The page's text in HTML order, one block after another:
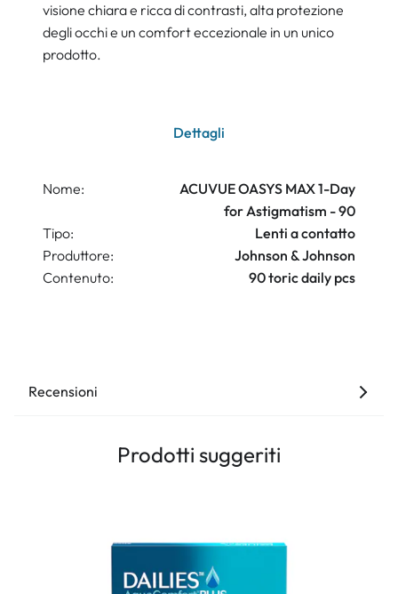
visione chiara e ricca di contrasti, alta protezione
degli occhi e un comfort eccezionale in un unico
prodotto.
Dettagli
Nome:
ACUVUE OASYS MAX 1-Day
for Astigmatism - 90
Tipo:
Lenti a contatto
Produttore:
Johnson & Johnson
Contenuto:
90 toric daily pcs
Recensioni
Prodotti suggeriti